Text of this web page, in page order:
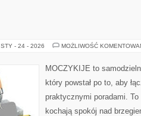
STY - 24 - 2026 MOŻLIWOŚĆ
MOCZYKIJE to
który powstał po to, aby
praktycznymi poradami.
kochają spokój nad